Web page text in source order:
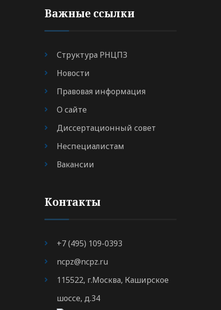
Важные ссылки
Структура РНЦПЗ
Новости
Правовая информация
О сайте
Диссертационный совет
Неспециалистам
Вакансии
Контакты
+7 (495) 109-0393
ncpz@ncpz.ru
115522, г.Москва, Каширское
шоссе, д.34